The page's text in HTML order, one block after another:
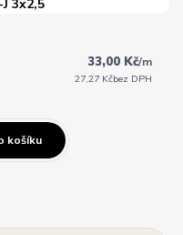
33,00 Kč/m
27,27 Kčbez DPH
košíku